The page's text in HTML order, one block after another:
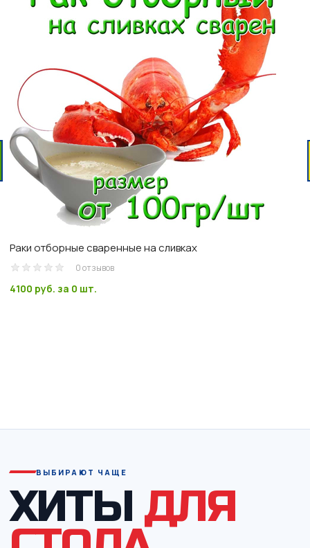
Раки отборные сваренные на сливках
0 отзывов
4100 руб. за 0 шт.
ВЫБИРАЮТ ЧАЩЕ
ХИТЫ ДЛЯ